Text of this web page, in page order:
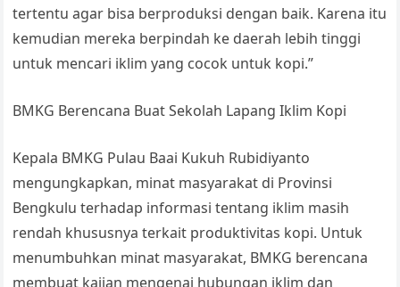
tertentu agar bisa berproduksi dengan baik. Karena itu
kemudian mereka berpindah ke daerah lebih tinggi
untuk mencari iklim yang cocok untuk kopi.”
BMKG Berencana Buat Sekolah Lapang Iklim Kopi
Kepala BMKG Pulau Baai Kukuh Rubidiyanto
mengungkapkan, minat masyarakat di Provinsi
Bengkulu terhadap informasi tentang iklim masih
rendah khususnya terkait produktivitas kopi. Untuk
menumbuhkan minat masyarakat, BMKG berencana
membuat kajian mengenai hubungan iklim dan